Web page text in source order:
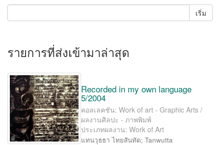
เริ่ม
รายการที่ส่งเข้ามาล่าสุด
Recorded in my own language
5/2004
คอลเลคชัน: Work of art - Graphic Arts /
ผลงานศิลปะ - ภาพพิมพ์
ประเภทผลงาน: Work of Art
แทนวุธธา ไทยสันทัด; Tanwutta